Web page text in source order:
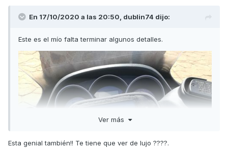
En 17/10/2020 a las 20:50, dublin74 dijo:
Este es el mío falta terminar algunos detalles.
Ver más
Esta genial también!! Te tiene que ver de lujo ????.